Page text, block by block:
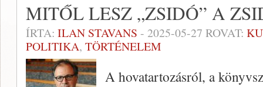
MITŐL LESZ „ZSIDÓ” A
ÍRTA: ILAN STAVANS - 2025-05-27 ROVAT:
POLITIKA, TÖRTÉNELEM
A hovatartozásról, a